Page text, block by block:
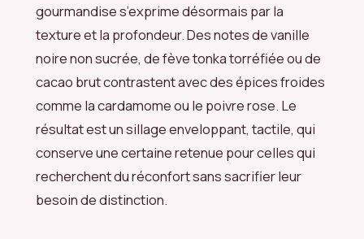
gourmandise s’exprime désormais par la
texture et la profondeur. Des notes de vanille
noire non sucrée, de fève tonka torréfiée ou de
cacao brut contrastent avec des épices froides
comme la cardamome ou le poivre rose. Le
résultat est un sillage enveloppant, tactile, qui
conserve une certaine retenue pour celles qui
recherchent du réconfort sans sacrifier leur
besoin de distinction.